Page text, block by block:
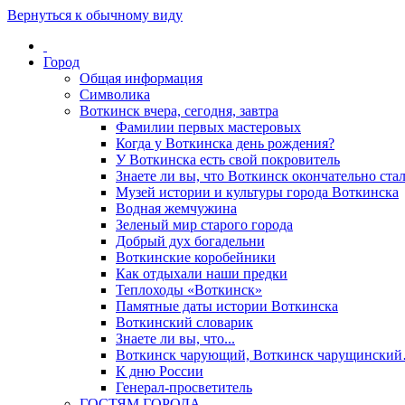
Вернуться к обычному виду
Город
Общая информация
Символика
Воткинск вчера, сегодня, завтра
Фамилии первых мастеровых
Когда у Воткинска день рождения?
У Воткинска есть свой покровитель
Знаете ли вы, что Воткинск окончательно
Музей истории и культуры города Воткинска
Водная жемчужина
Зеленый мир старого города
Добрый дух богадельни
Воткинские коробейники
Как отдыхали наши предки
Теплоходы «Воткинск»
Памятные даты истории Воткинска
Воткинский словарик
Знаете ли вы, что...
Воткинск чарующий, Воткинск
К дню России
Генерал-просветитель